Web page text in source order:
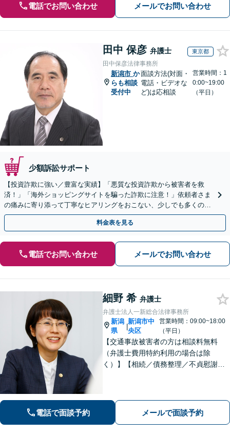
電話でお問い合わせ メールでお問い合わせ
田中 保彦 弁護士 東京都
田中保彦法律事務所
新潟市 か
らも相談
受付中
面談方法(対面・
電話・ビデオな
ど)は応相談
営業時間：1
0:00~19:00
（平日）
少額訴訟サポート
【投資詐欺に強い／豊富な実績】「悪質な投資詐欺から被害者を救
済！」「海外ショッピングサイトを騙った詐欺に注意！」依頼者さま
の痛みに寄り添って丁寧なヒアリングをおこない、少しでも多くの返
金が得られるよう尽力します！
料金表を見る
電話でお問い合わせ メールでお問い合わせ
細野 希 弁護士
弁護士法人一新総合法律事務所
新潟
県
|
新潟市中
央区
営業時間：09:00~18:00
（平日）
【交通事故被害者の方は相談料無料
（弁護士費用特約利用の場合は除
く）】【相続／債務整理／不貞慰謝料
き、気持ちに寄り添いながら法的サポ
ートをいたします。
電話で面談予約 メールで面談予約